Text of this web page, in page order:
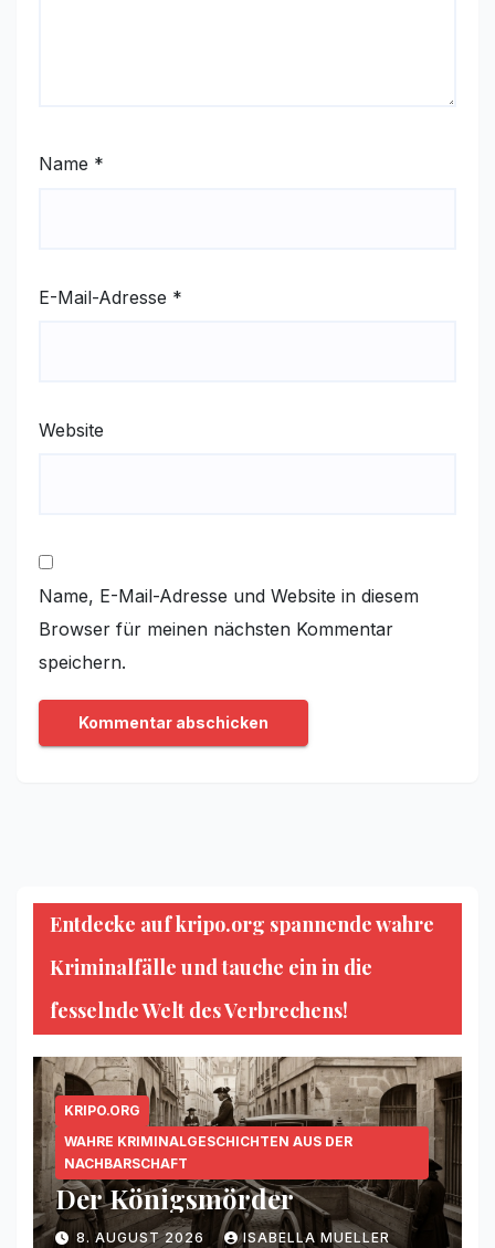
Name *
E-Mail-Adresse *
Website
Name, E-Mail-Adresse und Website in diesem
Browser für meinen nächsten Kommentar
speichern.
Entdecke auf kripo.org spannende wahre
Kriminalfälle und tauche ein in die
fesselnde Welt des Verbrechens!
KRIPO.ORG
WAHRE KRIMINALGESCHICHTEN AUS DER
NACHBARSCHAFT
Der Königsmörder
8. AUGUST 2026 ISABELLA MUELLER